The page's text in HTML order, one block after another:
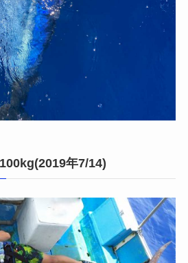
年7/14)